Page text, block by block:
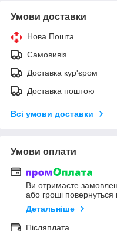
Умови доставки
Нова Пошта
Самовивіз
Доставка кур'єром
Доставка поштою
Всі умови доставки
Умови оплати
Ви отримаєте
або гроші повернуться
Детальніше
Післяплата